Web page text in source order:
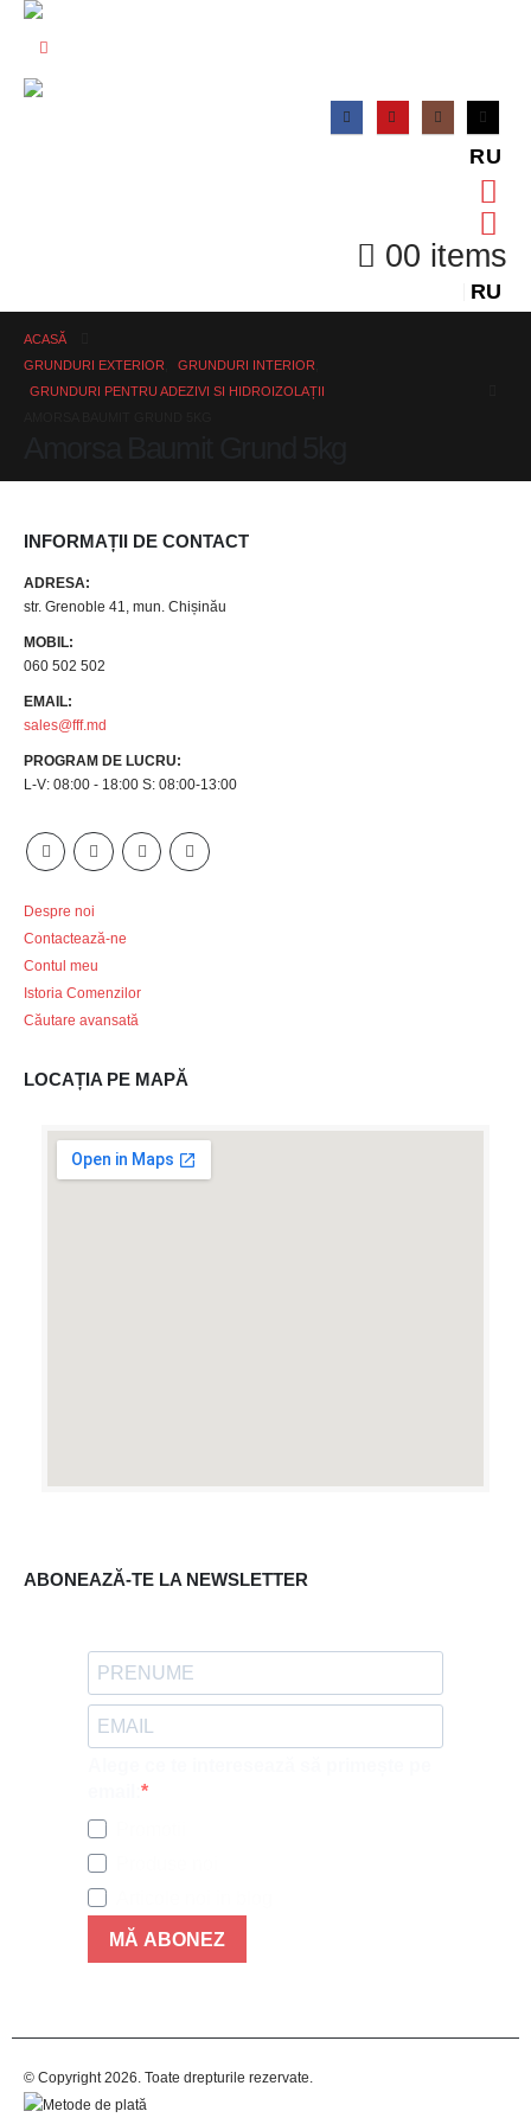
RU
00 items
RU
ACASĂ
GRUNDURI EXTERIOR
GRUNDURI INTERIOR
GRUNDURI PENTRU ADEZIVI SI HIDROIZOLAȚII
INFORMAȚII DE CONTACT
ADRESA:
str. Grenoble 41, mun. Chișinău
MOBIL:
060 502 502
EMAIL:
sales@fff.md
PROGRAM DE LUCRU:
L-V: 08:00 - 18:00 S: 08:00-13:00
Despre noi
Contactează-ne
Contul meu
Istoria Comenzilor
Căutare avansată
LOCAȚIA PE MAPĂ
ABONEAZĂ-TE LA NEWSLETTER
MĂ ABONEZ
© Copyright 2026. Toate drepturile rezervate.